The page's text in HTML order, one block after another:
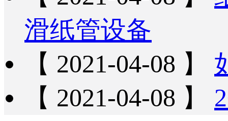
滑纸管设备
【 2021-04-08 】
【 2021-04-08 】